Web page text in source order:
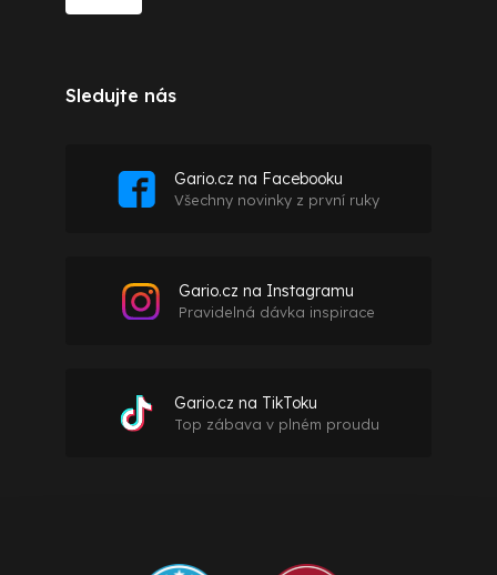
Sledujte nás
Gario.cz na Facebooku
Všechny novinky z první ruky
Gario.cz na Instagramu
Pravidelná dávka inspirace
Gario.cz na TikToku
Top zábava v plném proudu